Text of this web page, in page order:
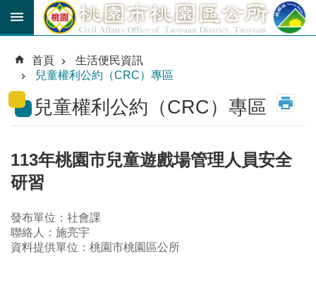
跳到主要內容區塊
育
公
車
線
市
卡
進
首頁
生活便民資訊
兒童權利公約（CRC）專區
兒童權利公約（CRC）專區
113年桃園市兒童遊戲場管理人員安全
研習
發布單位：社會課
聯絡人：施亮宇
資料提供單位：桃園市桃園區公所